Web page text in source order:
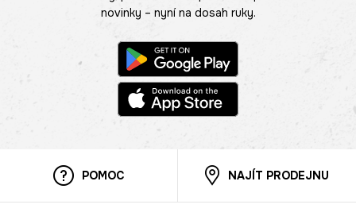
novinky – nyní na dosah ruky.
POMOC NAJÍT PRODEJNU